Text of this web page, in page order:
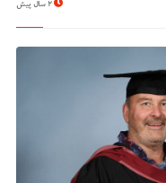
2 سال پیش